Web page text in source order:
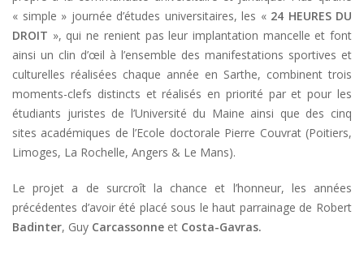
« simple » journée d’études universitaires, les « 24 HEURES DU
DROIT », qui ne renient pas leur implantation mancelle et font
ainsi un clin d’œil à l’ensemble des manifestations sportives et
culturelles réalisées chaque année en Sarthe, combinent trois
moments-clefs distincts et réalisés en priorité par et pour les
étudiants juristes de l’Université du Maine ainsi que des cinq
sites académiques de l’Ecole doctorale Pierre Couvrat (Poitiers,
Limoges, La Rochelle, Angers & Le Mans).
Le projet a de surcroît la chance et l’honneur, les années
précédentes d’avoir été placé sous le haut parrainage de Robert
Badinter, Guy Carcassonne et Costa-Gavras.